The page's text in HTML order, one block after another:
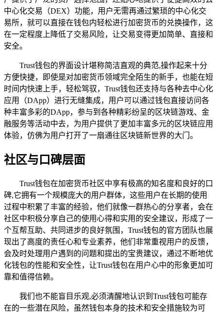
中心化交易（DEX）功能，用户无需再通过繁琐的中心化交
易所，就可以直接在钱包内轻松进行加密货币的兑换操作，这
在一定程度上降低了交易风险，让交易变得更加简单、直接和
安全。
Trust钱包的界面设计堪称简洁直观的典范,操作起来十分
方便快捷，即使是对加密货币领域完全陌生的新手，也能在短
时间内快速上手，轻松驾驭，Trust钱包还支持与各种去中心化
应用（DApp）进行无缝集成，用户可以通过钱包直接访问各
种丰富多彩的DApp，参与到各种精彩纷呈的区块链游戏、金
融服务等活动中去，为用户提供了更加丰富多元的区块链应用
体验，仿佛为用户打开了一扇通往区块链新世界的大门。
社区与口碑层面
Trust钱包在加密货币社区中享有极高的知名度和良好的口
碑,它拥有一个规模庞大的用户群体，这些用户在长期的使用
过程中积累了丰富的经验，他们就像一群热心的分享者，会在
社区中积极分享自己的使用心得和实用的安全建议，形成了一
个互帮互助、共同进步的良好氛围，Trust钱包的官方团队也展
现出了高度的责任心和专业素养，他们非常重视用户的反馈，
会及时处理用户遇到的问题和提出的宝贵建议，通过不断地优
化钱包的性能和安全性，让Trust钱包在用户心中的形象更加可
靠和值得信赖。
我们也不能盲目乐观,必须清醒地认识到Trust钱包可能存
在的一些潜在风险，虽然钱包本身的技术和安全措施较为可